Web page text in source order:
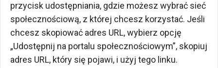
przycisk udostępniania, gdzie możesz wybrać sieć
społecznościową, z której chcesz korzystać. Jeśli
chcesz skopiować adres URL, wybierz opcję
„Udostępnij na portalu społecznościowym”, skopiuj
adres URL, który się pojawi, i użyj tego linku.